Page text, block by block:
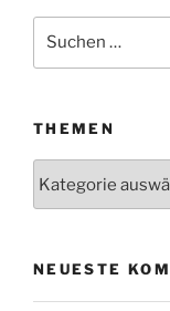
Suchen
THEMEN
NEUESTE